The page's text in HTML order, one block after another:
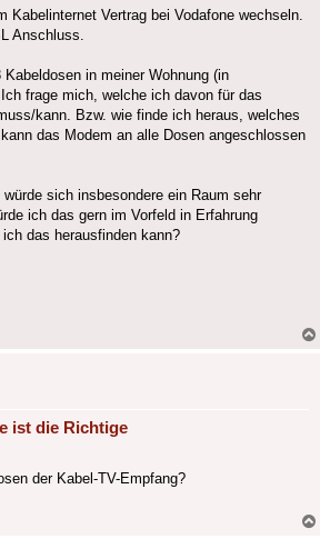
Kabelinternet Vertrag bei Vodafone wechseln.
Anschluss.
in meiner Wohnung (in
frage mich, welche ich davon für das
kann. Bzw. wie finde ich heraus, welches
das Modem an alle Dosen angeschlossen
sich insbesondere ein Raum sehr
ich das gern im Vorfeld in Erfahrung
das herausfinden kann?
ist die Richtige
der Kabel-TV-Empfang?